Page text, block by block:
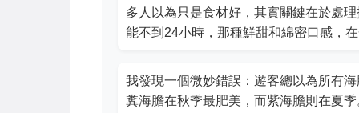
多人以為只是食材好，其實關鍵在於處
能不到24小時，那種鮮甜和綿密口感，
我發現一個微妙錯誤：遊客總以為所有
糞海膽在秋季最肥美，而紫海膽則在夏